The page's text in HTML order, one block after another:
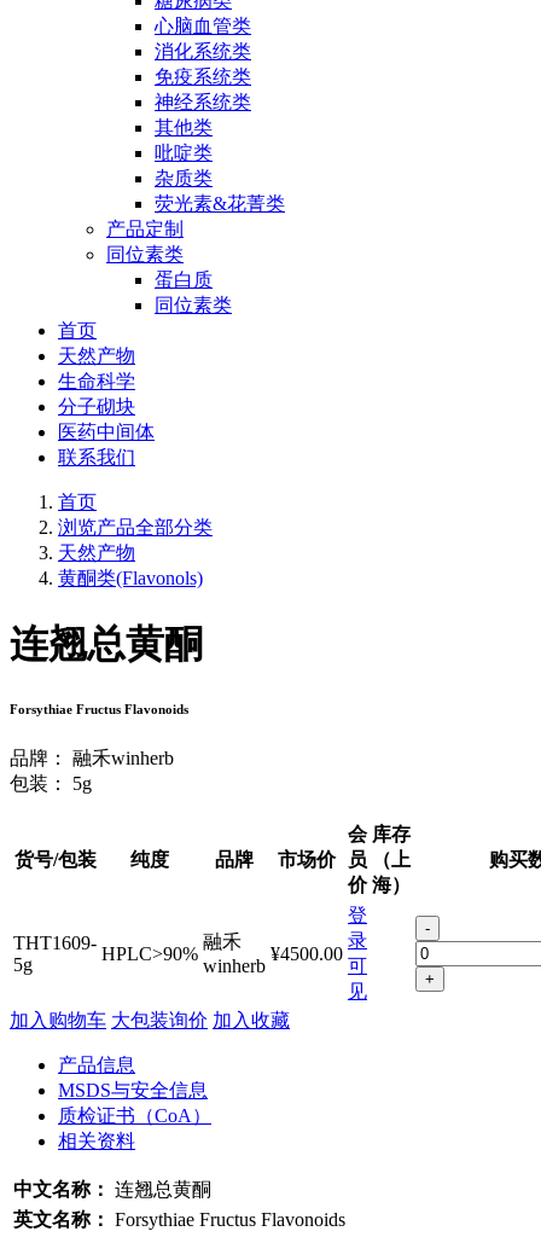
心脑血管类
消化系统类
免疫系统类
神经系统类
其他类
吡啶类
杂质类
荧光素&花菁类
产品定制
同位素类
蛋白质
同位素类
首页
天然产物
生命科学
分子砌块
医药中间体
联系我们
首页
浏览产品全部分类
天然产物
黄酮类(Flavonols)
连翘总黄酮
Forsythiae Fructus Flavonoids
品牌：
融禾winherb
包装：
5g
货号/包装 纯度 品牌 市场价
会
员
价
库存
（上
海）
购买
THT1609-
5g
HPLC>90%
融禾
winherb
¥4500.00
登
录
可
见
-
+
加入购物车 大包装询价 加入收藏
产品信息
MSDS与安全信息
质检证书（CoA）
相关资料
中文名称： 连翘总黄酮
英文名称： Forsythiae Fructus Flavonoids